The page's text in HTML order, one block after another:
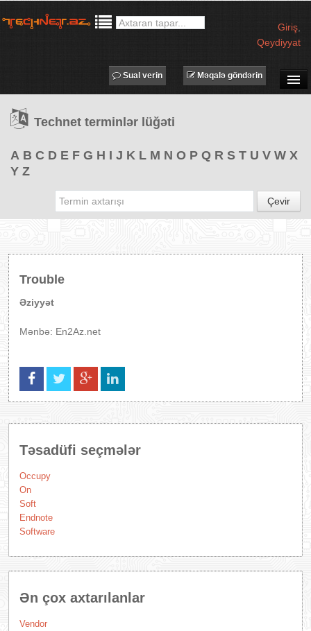
Giriş
Qeydiyyat
TƏDBİRLƏR
PROQRAMLAR
Məqalə göndərin
Sual verin
Technet terminlər lüğəti
A B C D E F G H I J K L M N O P Q R S T U V W X
Y Z
Çevir
Trouble
Əziyyət
Mənbə: En2Az.net
Təsadüfi seçmələr
Occupy
On
Soft
Endnote
Software
Ən çox axtarılanlar
Vendor